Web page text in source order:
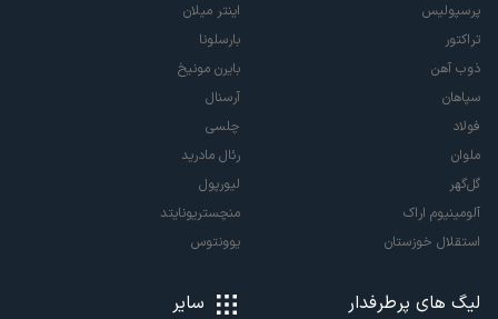
پرسپولیس
تراکتور
ذوب آهن
سپاهان
فولاد
ملوان
گل‌گهر
آلومینیوم اراک
استقلال خوزستان
اینتر میلان
بارسلونا
بایرن مونیخ
آرسنال
چلسی
رئال مادرید
لیورپول
منچستریونایتد
یوونتوس
لیگ های پرطرفدار سایر